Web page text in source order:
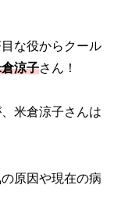
な役からクール
涼子さん！
米倉涼子さんは
原因や現在の病